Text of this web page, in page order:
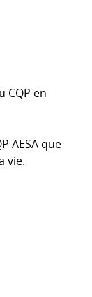
CQP en
AESA que
vie.